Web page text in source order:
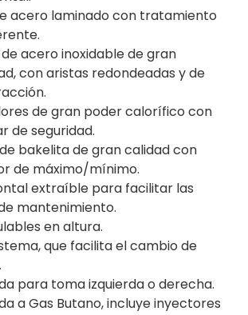
acero laminado con tratamiento
acero inoxidable de gran
con aristas redondeadas y de
de gran poder calorífico con
de seguridad.
bakelita de gran calidad con
de máximo/mínimo.
extraíble para facilitar las
mantenimiento.
en altura.
que facilita el cambio de
para toma izquierda o derecha.
a Gas Butano, incluye inyectores